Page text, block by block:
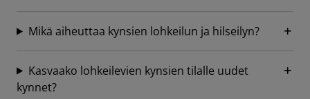
Mikä aiheuttaa kynsien lohkeilun ja hilseilyn?
Kasvaako lohkeilevien kynsien tilalle uudet
kynnet?